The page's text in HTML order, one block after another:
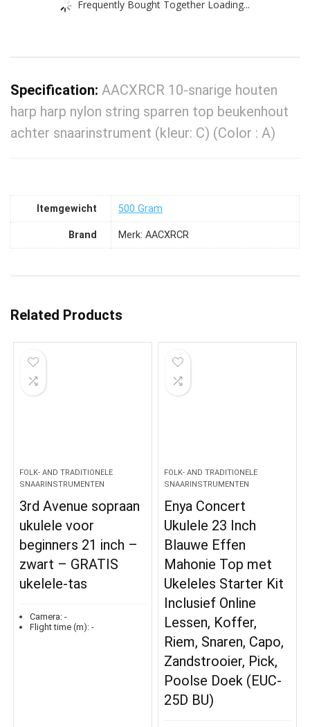
Frequently Bought Together Loading...
Specification: AACXRCR 10-snarige houten
harp harp nylon string sparren top beukenhout
achter snaarinstrument (kleur: C) (Color : A)
Itemgewicht ‎500 Gram
Brand Merk: AACXRCR
Related Products
FOLK- AND TRADITIONELE
SNAARINSTRUMENTEN
3rd Avenue sopraan
ukulele voor
beginners 21 inch –
zwart – GRATIS
ukelele-tas
Camera: -
Flight time (m): -
FOLK- AND TRADITIONELE
SNAARINSTRUMENTEN
Enya Concert
Ukulele 23 Inch
Blauwe Effen
Mahonie Top met
Ukeleles Starter Kit
Inclusief Online
Lessen, Koffer,
Riem, Snaren, Capo,
Zandstrooier, Pick,
Poolse Doek (EUC-
25D BU)